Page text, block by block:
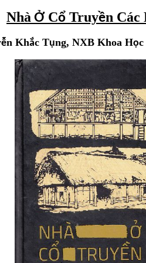
NhàỞCổ Truyền Các
ễn Khắc Tụng, NXB Khoa Học